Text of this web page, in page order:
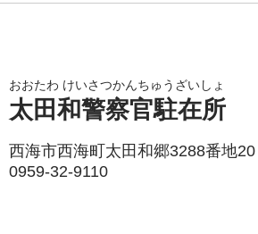
おおたわ けいさつかんちゅうざいしょ
太田和警察官駐在所
西海市西海町太田和郷3288番地20
0959-32-9110